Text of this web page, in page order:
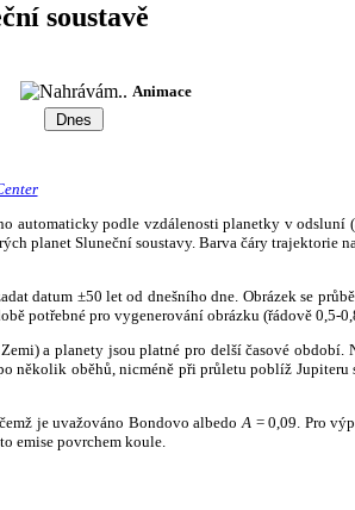
soustavě
Animace
podle vzdálenosti planetky v odsluní
planet Sluneční soustavy. Barva čáry trajektorie
datum ±50 let od dnešního dne. Obrázek se
potřebné pro vygenerování obrázku (řádově 0,5-
a planety jsou platné pro delší časové
několik oběhů, nicméně při průletu poblíž
je uvažováno Bondovo albedo A = 0,09. Pro
emise povrchem koule.